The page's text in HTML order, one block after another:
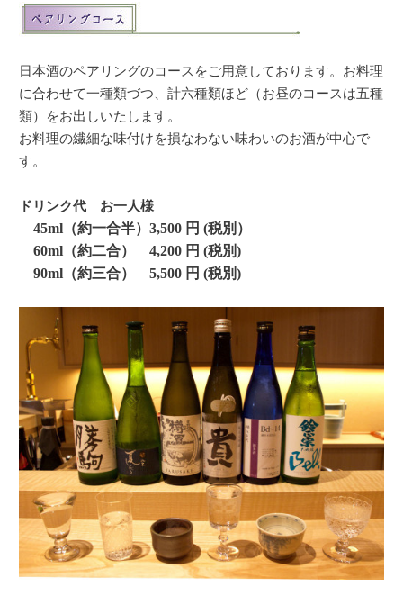
日本酒のペアリングのコースをご用意しております。お料理
に合わせて一種類づつ、計六種類ほど（お昼のコースは五種
類）をお出しいたします。
お料理の繊細な味付けを損なわない味わいのお酒が中心で
す。
ドリンク代 お一人様
45ml（約一合半）3,500 円 (税別）
60ml （約二合）
4,200 円 (税別)
90ml （約三合） 5,500 円 (税別)